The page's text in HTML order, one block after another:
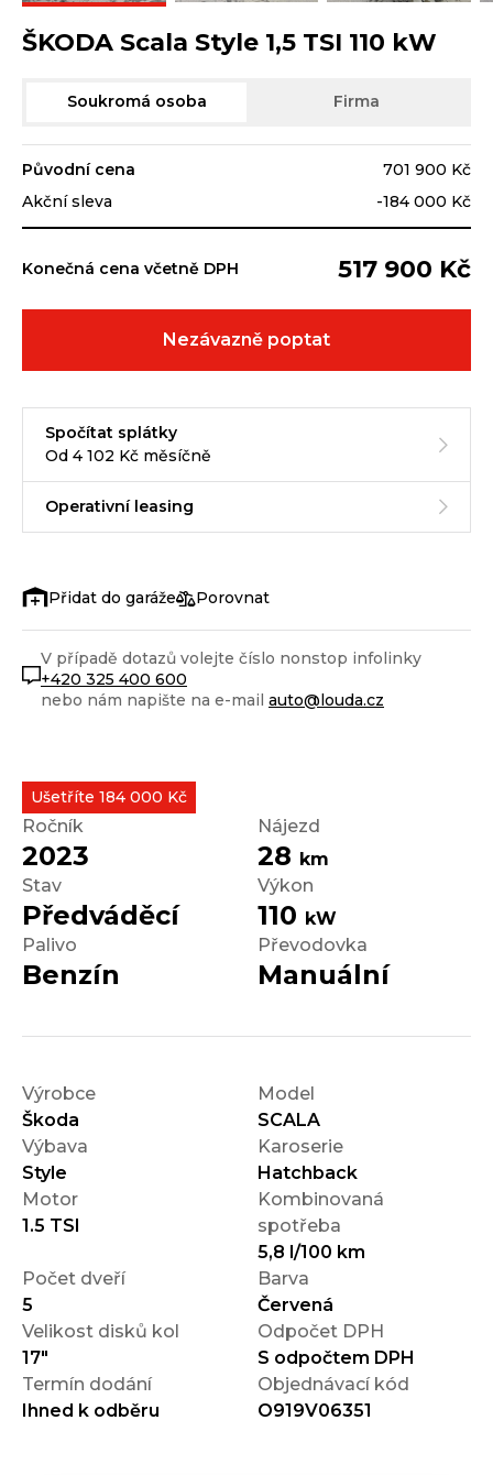
Ušetříte 184 000 Kč
Ročník
2023
Nájezd
28 km
Stav
Předváděcí
Výkon
110 kW
Palivo
Benzín
Převodovka
Manuální
Výrobce
Škoda
Model
SCALA
Výbava
Style
Karoserie
Hatchback
Motor
1.5 TSI
Kombinovaná
spotřeba
5,8 l/100 km
Počet dveří
5
Barva
Červená
Velikost disků kol
17"
Odpočet DPH
S odpočtem DPH
Termín dodání
Ihned k odběru
Objednávací kód
O919V06351
ŠKODA Scala Style 1,5 TSI 110 kW
Soukromá osoba Firma
Původní cena
701 900 Kč
Akční sleva
-184 000 Kč
Konečná cena včetně DPH 517 900 Kč
Nezávazně poptat
Spočítat splátky
Od 4 102 Kč měsíčně
Operativní leasing
Porovnat
V případě dotazů volejte číslo nonstop infolinky
+420 325 400 600
nebo nám napište na e-mail auto@louda.cz